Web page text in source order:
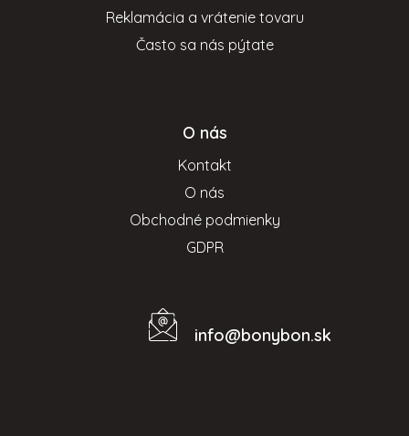
Reklamácia a vrátenie tovaru
Často sa nás pýtate
O nás
Kontakt
O nás
Obchodné podmienky
GDPR
info@bonybon.sk